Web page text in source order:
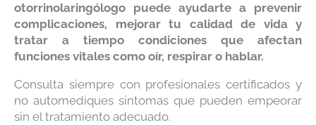
otorrinolaringólogo puede ayudarte a prevenir
complicaciones, mejorar tu calidad de vida y
tratar a tiempo condiciones que afectan
funciones vitales como oír, respirar o hablar.
Consulta siempre con profesionales certificados y
no automediques síntomas que pueden empeorar
sin el tratamiento adecuado.